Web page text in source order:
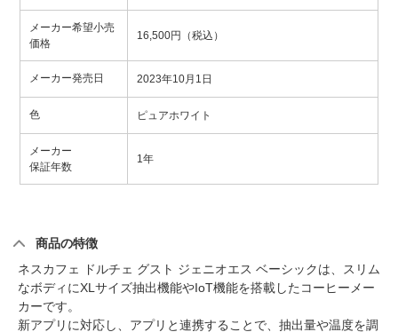
メーカー希望小売
価格
16,500円（税込）
メーカー発売日 2023年10月1日
色 ピュアホワイト
メーカー
保証年数
1年
商品の特徴
ネスカフェ ドルチェ グスト ジェニオエス ベーシックは、スリム
なボディにXLサイズ抽出機能やIoT機能を搭載したコーヒーメー
カーです。
新アプリに対応し、アプリと連携することで、抽出量や温度を調